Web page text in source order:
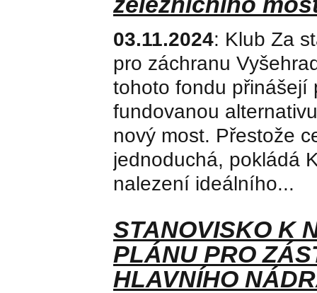
03.11.2024: Klub Za
pro záchranu
tohoto fondu přinášejí
fundovanou
nový most. Přestože
jednoduchá, pokládá
nalezení ideálního...
STANOVISKO K
PLÁNU PRO
HLAVNÍHO